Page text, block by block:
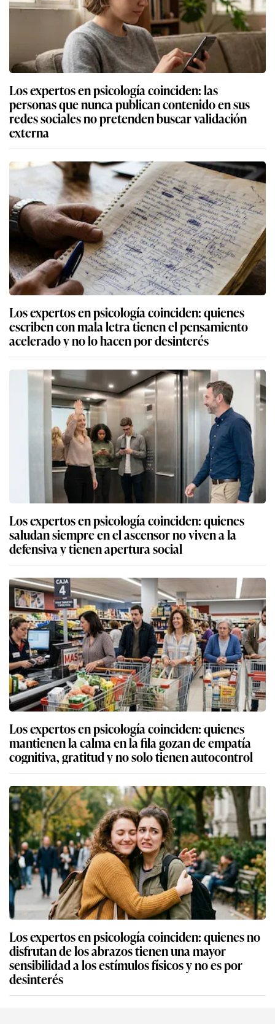
Los expertos en psicología coinciden: las
personas que nunca publican contenido en sus
redes sociales no pretenden buscar validación
externa
Los expertos en psicología coinciden: quienes
escriben con mala letra tienen el pensamiento
acelerado y no lo hacen por desinterés
Los expertos en psicología coinciden: quienes
saludan siempre en el ascensor no viven a la
defensiva y tienen apertura social
Los expertos en psicología coinciden: quienes
mantienen la calma en la fila gozan de empatía
cognitiva, gratitud y no solo tienen autocontrol
Los expertos en psicología coinciden: quienes no
disfrutan de los abrazos tienen una mayor
sensibilidad a los estímulos físicos y no es por
desinterés